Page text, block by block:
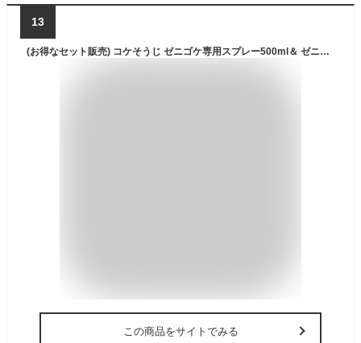
13
(お得なセット販売) コケそうじ ゼニゴケ専用スプレー500ml＆ ゼニゴケ専用濃縮液 500ml パネフリ工業
この商品をサイトでみる